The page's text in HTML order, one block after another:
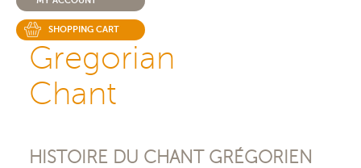
SHOPPING CART
Gregorian
Chant
HISTOIRE DU CHANT GRÉGORIEN